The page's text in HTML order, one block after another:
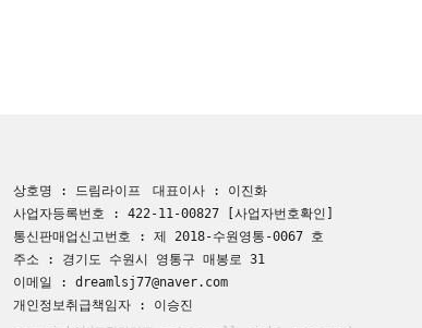
상호명 : 드림라이프
대표이사 : 이진화
사업자등록번호 : 422-11-00827
[사업자번호확인]
통신판매업신고번호 : 제 2018-수원영통-0067 호
주소 : 경기도 수원시 영통구 매봉로 31
이메일 : dreamlsj77@naver.com
개인정보취급책임자 : 이승진